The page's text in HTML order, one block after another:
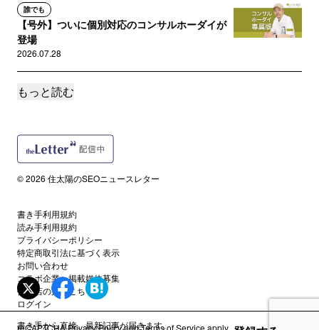
誰でも
【号外】ついに個別対応のコンサルホーダイが
登場
2026.07.28
読者限定
2026.07.22
AIの情報はなぜ退屈？僕たちの脳が求める「疑
2026.07.15
読者限定
人を相手に「対策」は不遜 SEOの裏に潜む信用
のリスクを回避する
2026.07.08
もっと読む
書き手から直接、最新記事が届きます。
© 2026 住太陽のSEOニュースレター
書き手利用規約
読み手利用規約
プライバシーポリシー
特定商取引法に基づく表示
お問い合わせ
コラボ企業・掲載媒体募集
代理店の方はこちら
ログイン
reCAPTCHAPrivacy PolicyandTerms of Serviceapply.